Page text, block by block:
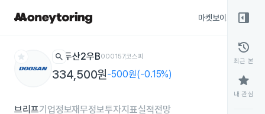
마켓보이스
star search 두산2우B000157코스피
334,500원-500원(-0.15%)
브리프기업정보재무정보투자지표실적전망
right_panel_open
history
최근 본
star
내 관심